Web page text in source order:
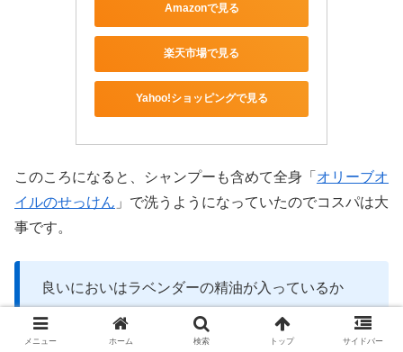
Amazonで見る
楽天市場で見る
Yahoo!ショッピングで見る
このころになると、シャンプーも含めて全身「 オリーブオ
イルのせっけん 」で洗うようになっていたのでコスパは大
事です。
良いにおいはラベンダーの精油が入っているか
値段が高いのもラベンダーの精油が入っているか
メニュー ホーム 検索 トップ サイドバー